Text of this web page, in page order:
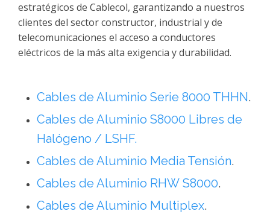
estratégicos de Cablecol, garantizando a nuestros
clientes del sector constructor, industrial y de
telecomunicaciones el acceso a conductores
eléctricos de la más alta exigencia y durabilidad.
Cables de Aluminio Serie 8000 THHN.
Cables de Aluminio S8000 Libres de
Halógeno / LSHF.
Cables de Aluminio Media Tensión.
Cables de Aluminio RHW S8000.
Cables de Aluminio Multiplex.